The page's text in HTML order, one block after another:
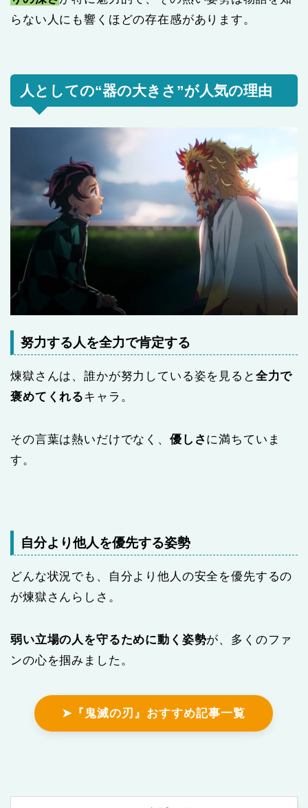
らない人にも響くほどの存在感があります。
人としての“器の大きさ”が人気の理由
努力する人を全力で肯定する
煉獄さんは、誰かが努力している姿を見ると 全力で
褒めてくれるキャラ。
その言葉は熱いだけでなく、 優しさに満ちていま
す。
自分より他人を優先する姿勢
どんな状況でも、自分より他人の安全を優先するの
が煉獄さんらしさ。
弱い立場の人を守るために動く姿勢が、多くのファ
ンの心を掴みました。
➤『鬼滅の刃』おすすめ記事一覧